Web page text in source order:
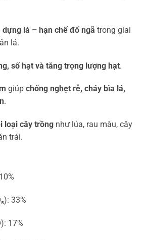
lá – hạn chế đổ ngã trong giai
lá.
số hạt và tăng trọng lượng hạt.
giúp chống nghẹt rễ, cháy bìa lá,
.
loại cây trồngnhư lúa, rau màu, cây
trái.
33%
17%